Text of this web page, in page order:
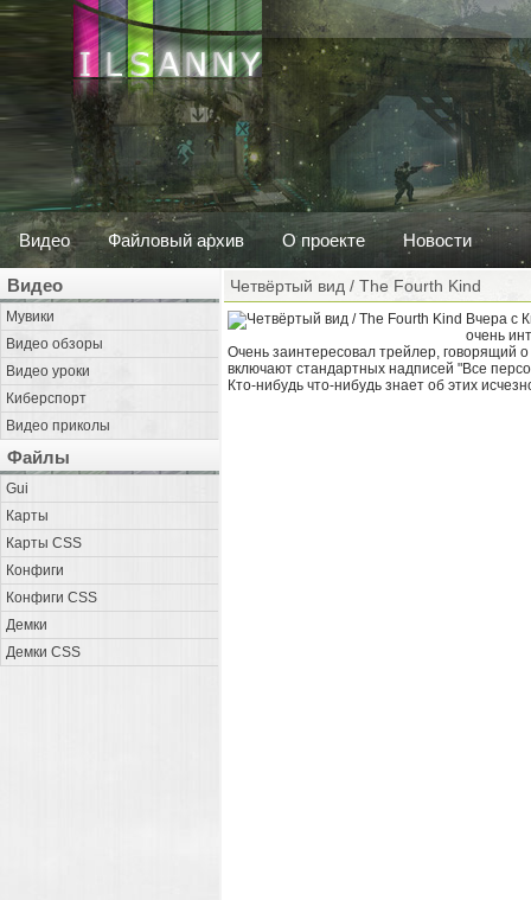
Видео Файловый архив О проекте Новости
Видео
Мувики
Видео обзоры
Видео уроки
Киберспорт
Видео приколы
Файлы
Gui
Карты
Карты CSS
Конфиги
Конфиги CSS
Демки
Демки CSS
Четвёртый вид / The Fourth Kind
Вчера с
очень
Очень заинтересовал трейлер, говорящий
включают стандартных надписей "Все
Кто-нибудь что-нибудь знает об этих